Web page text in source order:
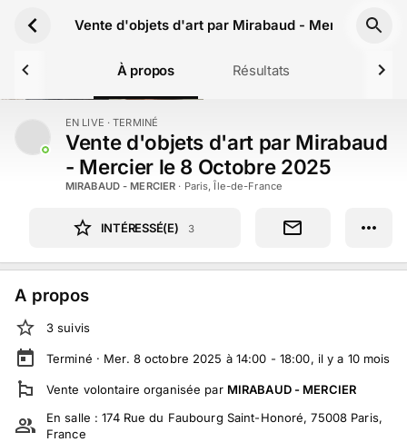
Vente d'objets d'art par Mirabaud - Mercier le 8
À propos Résultats
EN LIVE · TERMINÉ
Vente d'objets d'art par Mirabaud
- Mercier le 8 Octobre 2025
MIRABAUD - MERCIER · Paris, Île-de-France
INTÉRESSÉ(E) 3
A propos
3 suivis
Terminé · Mer. 8 octobre 2025 à 14:00 - 18:00, il y a 10 mois
Vente volontaire organisée par MIRABAUD - MERCIER
En salle :174 Rue du Faubourg Saint-Honoré, 75008 Paris,
France